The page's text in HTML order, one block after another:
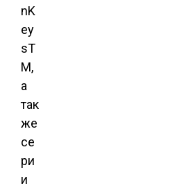
nK
ey
sT
M,
а
так
же
се
ри
и